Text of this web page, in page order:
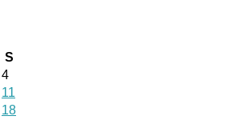
S
4
11
18